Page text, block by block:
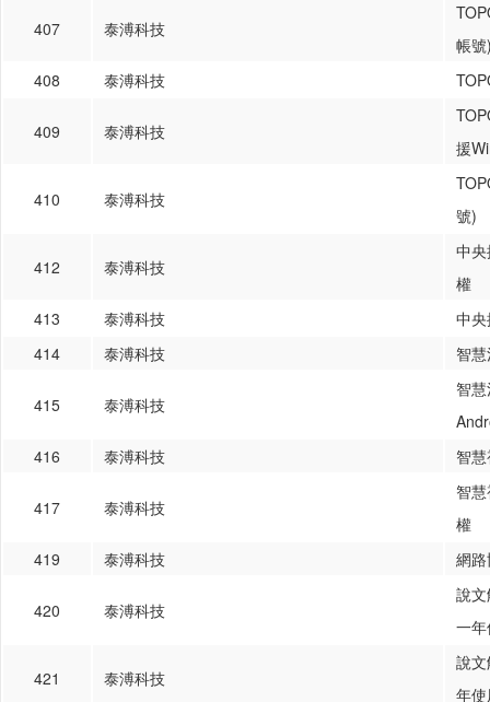
407 泰溥科技
帳
408
泰溥科技
409 泰溥科技
援
410 泰溥科技
號)
412 泰溥科技
中
權
413
泰溥科技
中
414
泰溥科技 智
415 泰溥科技
智
416
泰溥科技 智
417 泰溥科技
智
權
419
泰溥科技 網
420 泰溥科技
說
一
421 泰溥科技
說
年